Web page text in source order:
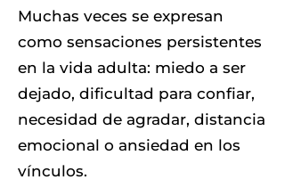
Muchas veces se expresan
como sensaciones persistentes
en la vida adulta: miedo a ser
dejado, dificultad para confiar,
necesidad de agradar, distancia
emocional o ansiedad en los
vínculos.